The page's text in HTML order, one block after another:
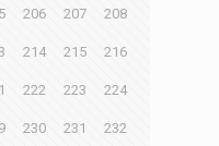
206 207 208
214 215 216
222 223 224
230 231 232